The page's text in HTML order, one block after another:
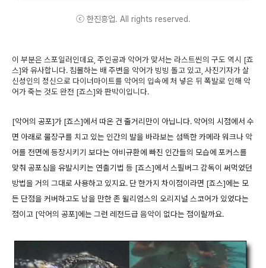
ⓒ 한진흥업. All rights reserved.
이 부분은 스포일러인데요, 주인공과 악어가 맞서는 라스트씬의 구도 역시 [죠
스]와 유사합니다. 침몰하는 배 주변을 악어가 빙빙 돌고 있고, 사진기자가 살
신성인의 정신으로 다이너마이트를 악어의 입속에 처 넣은 뒤 폭발로 인해 악
어가 죽는 것도 완전 [죠스]와 판박이입니다.
[악어의 공포]가 [죠스]에서 따온 건 줄거리만이 아닙니다. 악어의 시점에서 수
면 아래로 물장구를 치고 있는 인간의 발을 바라보는 섬뜩한 카메라 워크나 악
어를 전면에 등장시키기 보다는 아비규환에 빠진 인간들의 모습에 포커스를
맞춰 공포심을 유발시키는 연출기법 등 [죠스]에서 스필버그 감독이 써먹었던
방법을 거의 그대로 사용하고 있지요. 단 한가지 차이점이라면 [죠스]에는 모
든 단점을 커버하고도 남을 만한 존 윌리엄스의 오리지널 스코어가 있었다는
점이고 [악어의 공포]에는 그런 레전드급 음악이 없다는 점이랄까요.